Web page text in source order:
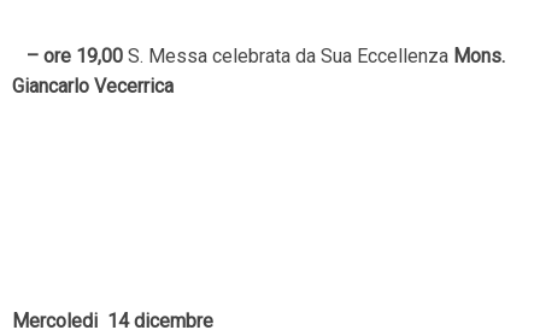
– ore 19,00 S. Messa celebrata da Sua Eccellenza Mons.
Giancarlo Vecerrica
Mercoledi 14 dicembre